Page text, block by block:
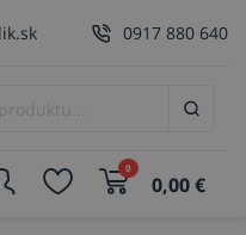
0917 880 640
0
0,00€